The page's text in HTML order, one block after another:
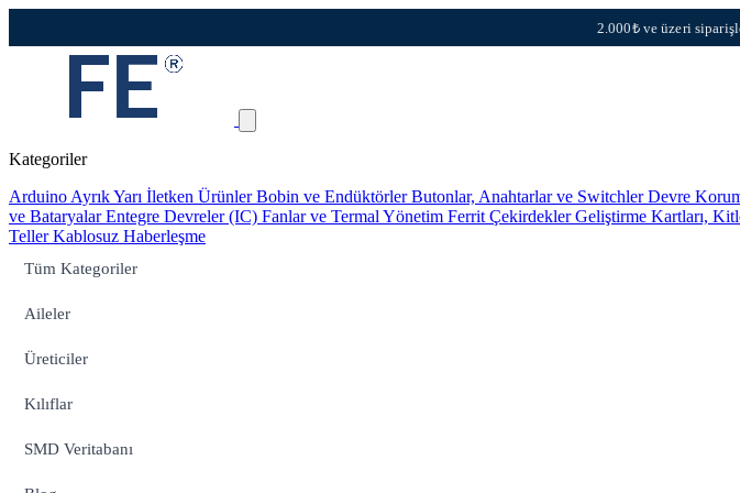
2.000₺ ve üzeri
Kategoriler
Arduino Ayrık Yarı İletken ÜrünlerBobin ve EndüktörlerButonlar, Anahtarlar ve SwitchlerDevre
ve BataryalarEntegre Devreler (IC) Fanlar ve Termal Yönetim Ferrit ÇekirdeklerGeliştirme Kartları,
TellerKablosuz Haberleşme
Tüm Kategoriler
Aileler
Üreticiler
Kılıflar
SMD Veritabanı